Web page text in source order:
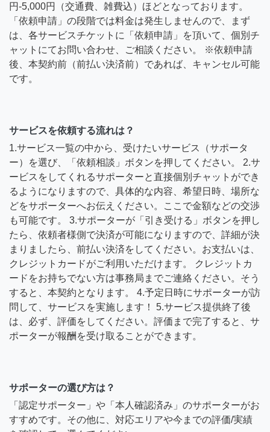
円-5,000円（交通費、雑費込）ほどとなっております。
「依頼申請」の段階では料金は発生しませんので、まず
は、各サービスチケットに「依頼申請」を頂いて、個別チ
ャットにてお問い合わせ、ご相談ください。 ※依頼申請
後、本契約前（前払い決済前）であれば、キャンセル可能
です。
サービスを依頼する流れは？
1.サービス一覧の中から、受けたいサービス（サポータ
ー）を選び、「依頼相談」ボタンを押してください。 2.サ
ービスをしてくれるサポーターと直接個別チャットができ
るようになりますので、具体的な内容、希望日時、場所な
どをサポーターへお伝えください。ここで金額などの交渉
も可能です。 3.サポーターが「引き受ける」ボタンを押し
たら、依頼者様側で決済が可能になりますので、詳細が決
まりましたら、前払い決済をしてください。お支払いは、
クレジットカードがご利用いただけます。 クレジットカ
ードをお持ちでない方は事務局までご連絡ください。そう
すると、本契約となります。 4.予定日時にサポーターが訪
問して、サービスを実施します！ 5.サービス提供終了後
は、必ず、評価をしてください。評価まで完了すると、サ
ポーターが報酬を受け取ることができます。
サポーターの選び方は？
「認定サポーター」や「本人確認済み」のサポーターがお
すすめです。その他に、対応エリアや今までの評価/実績